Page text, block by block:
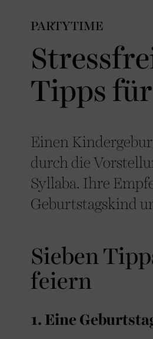
PARTYTIME
Tipps
Einen
durch die
Syllaba. Ihre
Geburtstagskind
Sieben
feiern
1. Eine